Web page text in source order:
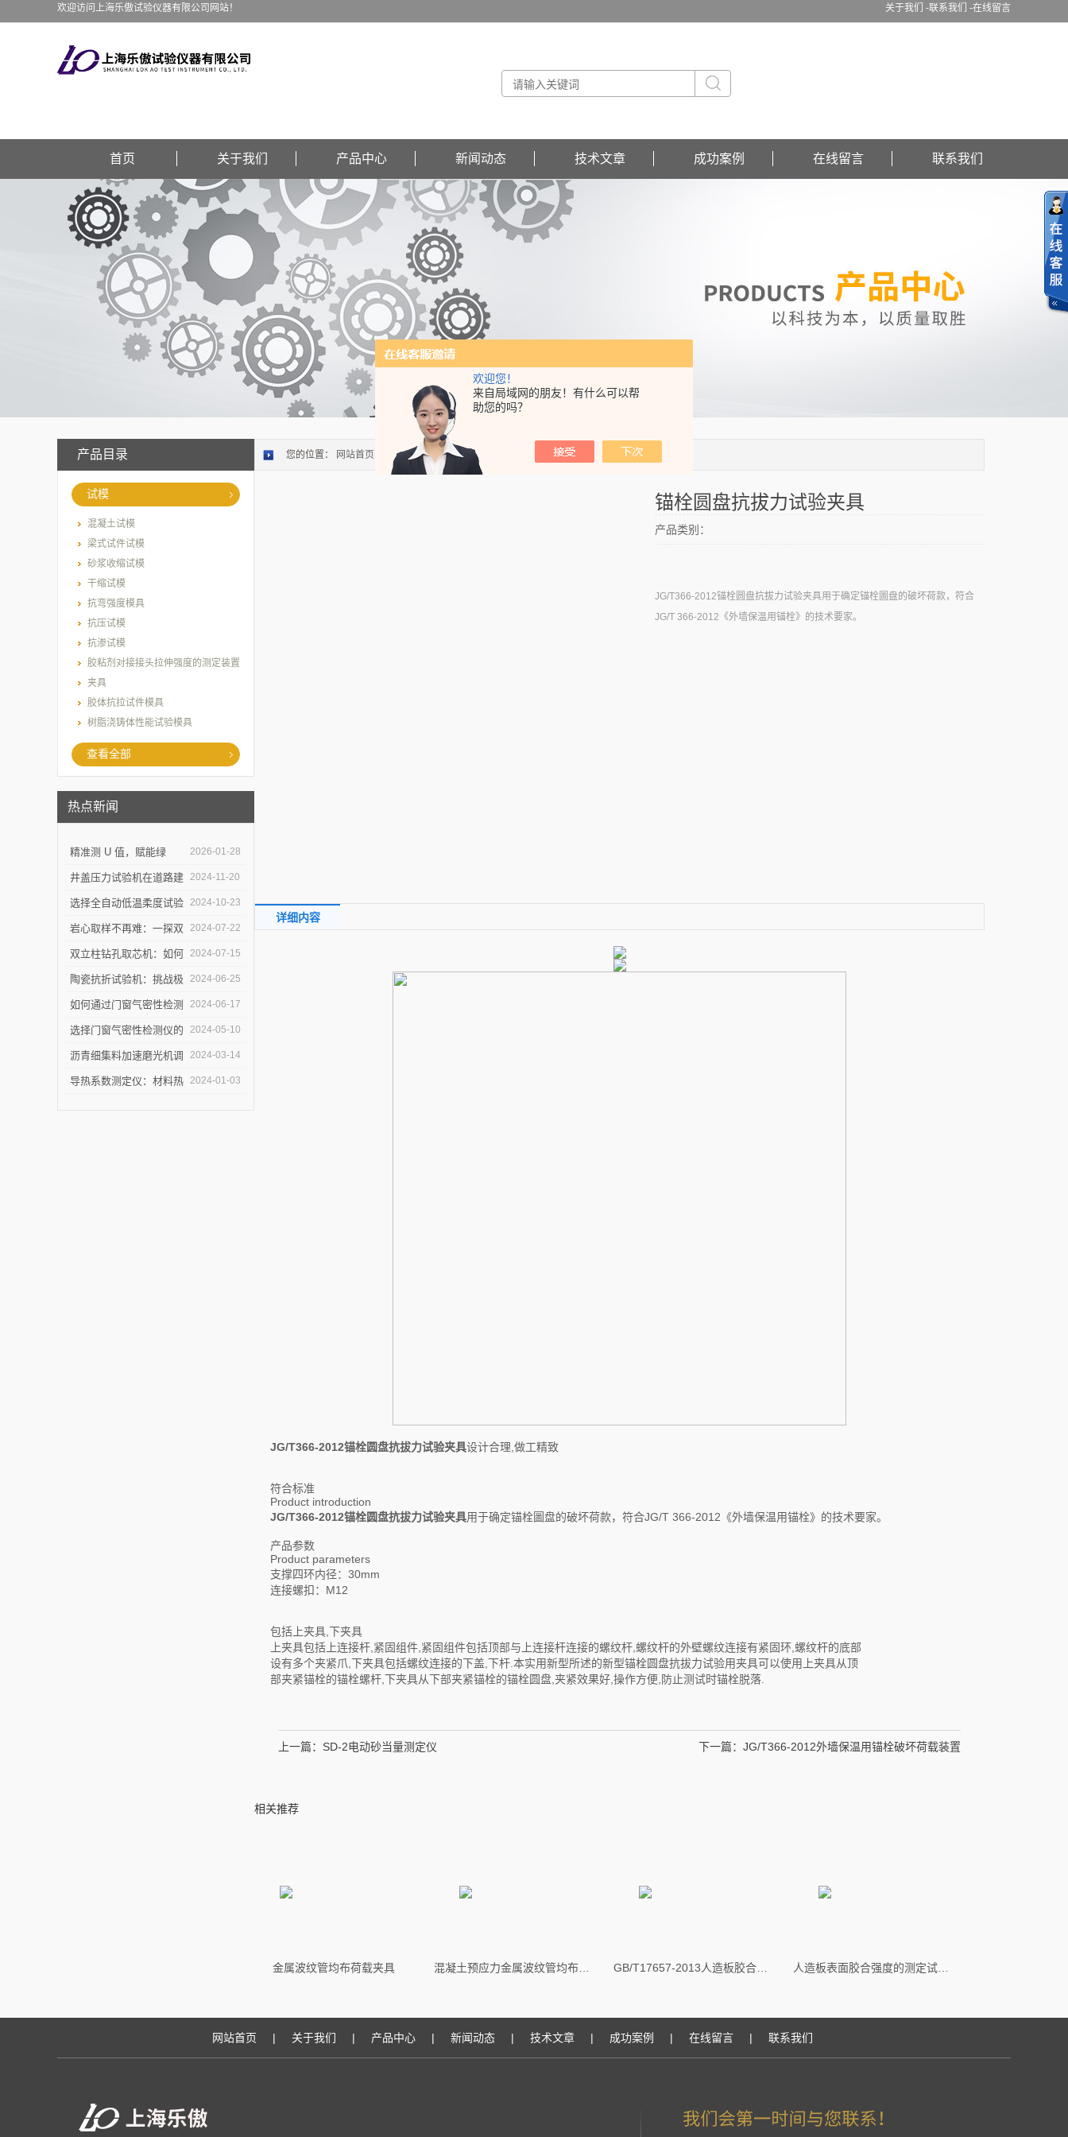
欢迎您！
来自局域网的朋友！有什么可以帮
助您的吗？
关于我们 -联系我们 -在线留言
欢迎访问上海乐傲试验仪器有限公司网站！
首页 关于我们 产品中心 新闻动态 技术文章 成功案例 在线留言 联系我们
产品目录
试模
混凝土试模
梁式试件试模
砂浆收缩试模
干缩试模
抗弯强度模具
抗压试模
抗渗试模
胶粘剂对接接头拉伸强度的测定装置
夹具
胶体抗拉试件模具
树脂浇铸体性能试验模具
查看全部
热点新闻
精准测 U 值，赋能绿
建：上海乐傲的传热系数
测量仪守护建筑节能底线
2026-01-28
井盖压力试验机在道路建
设中的作用是什么？
2024-11-20
选择全自动低温柔度试验
仪，需要注意哪些事项？
2024-10-23
岩心取样不再难：一探双
立柱钻孔取芯机的奥秘
2024-07-22
双立柱钻孔取芯机：如何
提高地质取样的精确度与
效率？
2024-07-15
陶瓷抗折试验机：挑战极
限，提升可能
2024-06-25
如何通过门窗气密性检测
仪节能？
2024-06-17
选择门窗气密性检测仪的
关键因素是什么？
2024-05-10
沥青细集料加速磨光机调
试完毕紧急发货
2024-03-14
导热系数测定仪：材料热 2024-01-03
您的位置： 网站首页 产品中心>>试模>> > 锚栓圆盘抗拔力试验夹具
锚栓圆盘抗拔力试验夹具
产品类别：
JG/T366-2012锚栓圆盘抗拔力试验夹具用于确定锚栓圖盘的破坏荷款，符合
JG/T 366-2012《外墙保温用锚栓》的技术要家。
详细内容
JG/T366-2012锚栓圆盘抗拔力试验夹具设计合理,做工精致
符合标准
Product introduction
JG/T366-2012锚栓圆盘抗拔力试验夹具用于确定锚栓圖盘的破坏荷款，符合JG/T 366-2012《外墙保温用锚栓》的技术要家。
产品参数
Product parameters
支撑四环内径：30mm
连接螺扣：M12
包括上夹具,下夹具
上夹具包括上连接杆,紧固组件,紧固组件包括顶部与上连接杆连接的螺纹杆,螺纹杆的外壁螺纹连接有紧固环,螺纹杆的底部
设有多个夹紧爪,下夹具包括螺纹连接的下盖,下杆.本实用新型所述的新型锚栓圆盘抗拔力试验用夹具可以使用上夹具从顶
部夹紧锚栓的锚栓螺杆,下夹具从下部夹紧锚栓的锚栓圆盘,夹紧效果好,操作方便,防止测试时锚栓脱落.
上一篇： SD-2电动砂当量测定仪 下一篇： JG/T366-2012外墙保温用锚栓破坏荷载装置
相关推荐
金属波纹管均布荷载夹具
网站首页 | 关于我们 | 产品中心 | 新闻动态 | 技术文章 | 成功案例 | 在线留言 | 联系我们